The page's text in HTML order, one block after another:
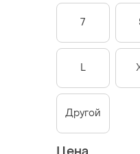
7
L
Другой